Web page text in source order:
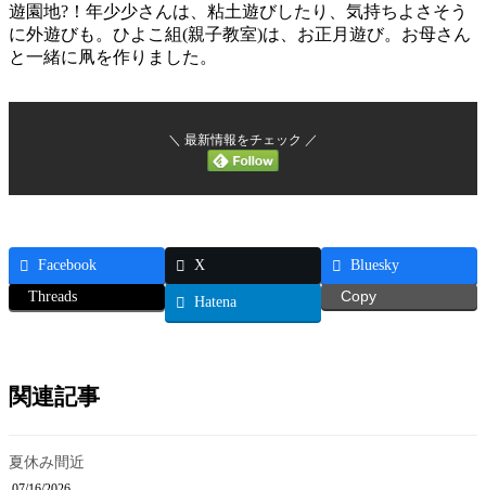
遊園地?！年少少さんは、粘土遊びしたり、気持ちよさそう
に外遊びも。ひよこ組(親子教室)は、お正月遊び。お母さん
と一緒に凧を作りました。
＼ 最新情報をチェック ／
Facebook X
Bluesky
Threads
Hatena Copy
関連記事
夏休み間近